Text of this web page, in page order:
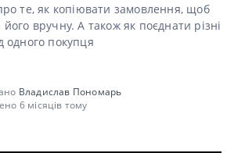
те, як копіювати замовлення, щоб
вручну. А також як поєднати різні
одного покупця
Владислав Пономарь
6 місяців тому